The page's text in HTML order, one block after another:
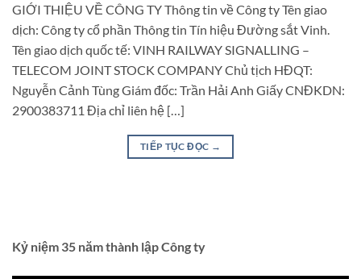
GIỚI THIỆU VỀ CÔNG TY Thông tin về Công ty Tên giao
dịch: Công ty cổ phần Thông tin Tín hiệu Đường sắt Vinh.
Tên giao dịch quốc tế: VINH RAILWAY SIGNALLING –
TELECOM JOINT STOCK COMPANY Chủ tịch HĐQT:
Nguyễn Cảnh Tùng Giám đốc: Trần Hải Anh Giấy CNĐKDN:
2900383711 Địa chỉ liên hệ […]
TIẾP TỤC ĐỌC →
Kỷ niệm 35 năm thành lập Công ty